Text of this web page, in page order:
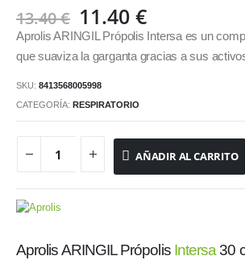
13.40€ El
precio
original
era:
13.40 €.
11.40€
precio
actual
Aprolis ARINGIL Própolis Intersa es un
que suaviza la garganta gracias a sus
SKU: 8413568005998
CATEGORÍA: RESPIRATORIO
AÑADIR AL CARRITO
Aprolis ARINGIL Própolis Intersa30